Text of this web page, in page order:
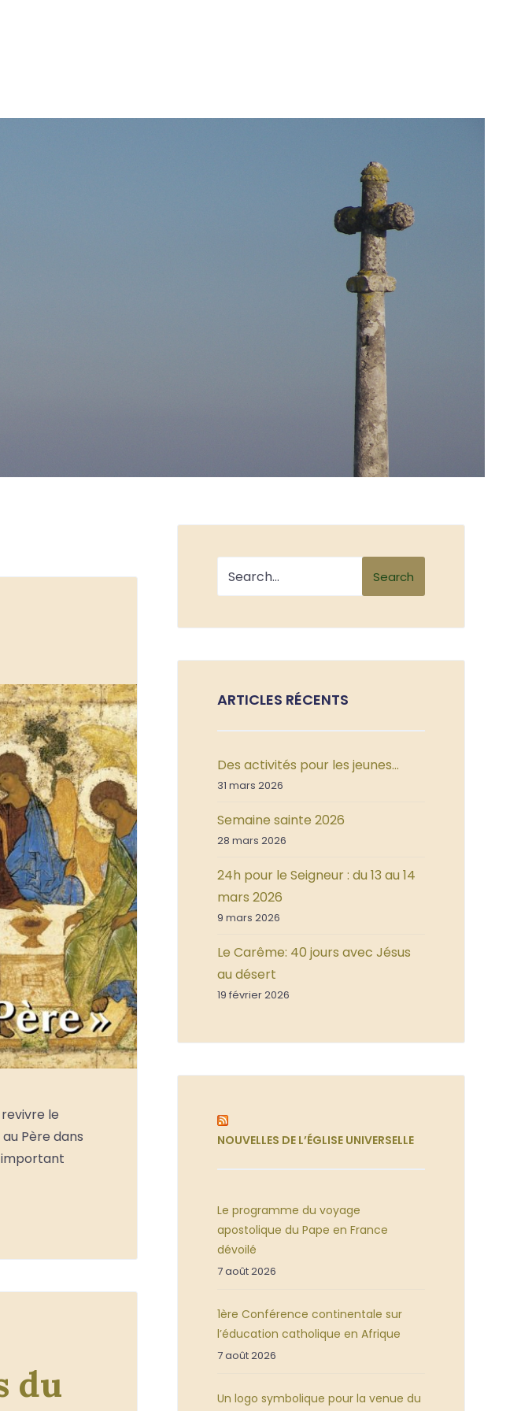
le
Père dans
important
du
Search
ARTICLES RÉCENTS
Des activités pour les jeunes…
31 mars 2026
Semaine sainte 2026
28 mars 2026
24h pour le Seigneur : du 13 au 14
mars 2026
9 mars 2026
Le Carême: 40 jours avec Jésus
au désert
19 février 2026
NOUVELLES DE L’ÉGLISE UNIVERSELLE
Le programme du voyage
apostolique du Pape en France
dévoilé
7 août 2026
1ère Conférence continentale sur
l’éducation catholique en Afrique
7 août 2026
Un logo symbolique pour la venue du